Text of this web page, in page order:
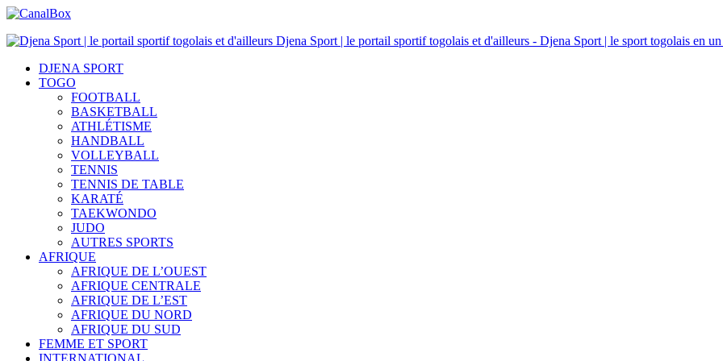
Djena Sport | le portail sportif togolais et d'ailleurs - Djena Sport | le sport togolais en
DJENA SPORT
TOGO
FOOTBALL
BASKETBALL
ATHLÉTISME
HANDBALL
VOLLEYBALL
TENNIS
TENNIS DE TABLE
KARATÉ
TAEKWONDO
JUDO
AUTRES SPORTS
AFRIQUE
AFRIQUE DE L’OUEST
AFRIQUE CENTRALE
AFRIQUE DE L’EST
AFRIQUE DU NORD
AFRIQUE DU SUD
FEMME ET SPORT
INTERNATIONAL